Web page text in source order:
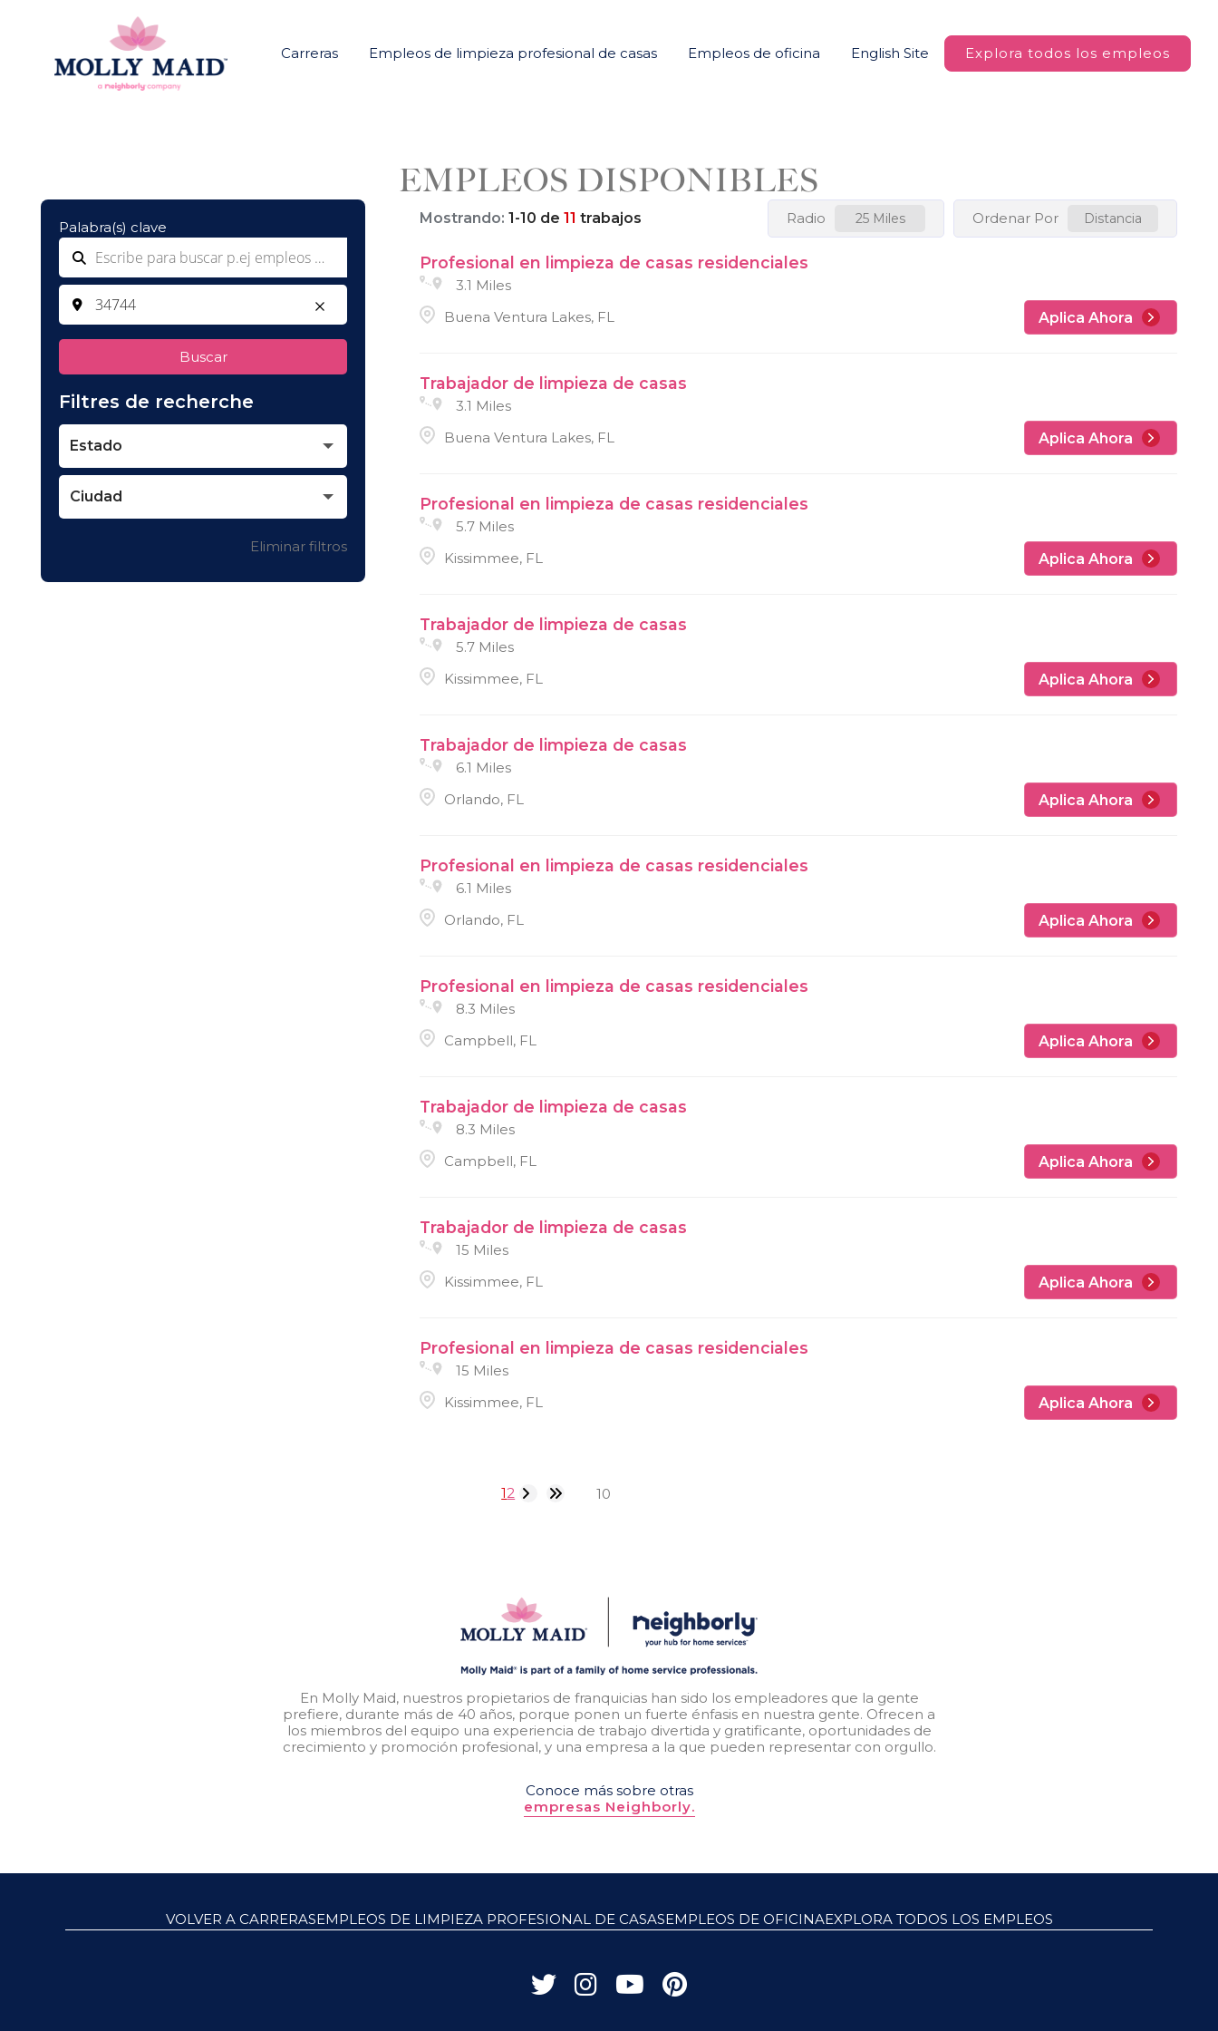
Carreras Empleos de limpieza profesional de casas Empleos de oficina English Site Explora todos los empleos
EMPLEOS DISPONIBLES
Palabra(s) clave
Buscar
Filtres de recherche
Estado
Ciudad
Eliminar filtros
Mostrando: 1-10 de 11 trabajos Radio 25 Miles Ordenar Por Distancia
Profesional en limpieza de casas residenciales
3.1 Miles
Buena Ventura Lakes, FL
Aplica Ahora
Trabajador de limpieza de casas
3.1 Miles
Buena Ventura Lakes, FL
Aplica Ahora
Profesional en limpieza de casas residenciales
5.7 Miles
Kissimmee, FL
Aplica Ahora
Trabajador de limpieza de casas
5.7 Miles
Kissimmee, FL
Aplica Ahora
Trabajador de limpieza de casas
6.1 Miles
Orlando, FL
Aplica Ahora
Profesional en limpieza de casas residenciales
6.1 Miles
Orlando, FL
Aplica Ahora
Profesional en limpieza de casas residenciales
8.3 Miles
Campbell, FL
Aplica Ahora
Trabajador de limpieza de casas
8.3 Miles
Campbell, FL
Aplica Ahora
Trabajador de limpieza de casas
15 Miles
Kissimmee, FL
Aplica Ahora
Profesional en limpieza de casas residenciales
15 Miles
Kissimmee, FL
Aplica Ahora
12
En Molly Maid, nuestros propietarios de franquicias han sido los empleadores que la gente
prefiere, durante más de 40 años, porque ponen un fuerte énfasis en nuestra gente. Ofrecen a
los miembros del equipo una experiencia de trabajo divertida y gratificante, oportunidades de
crecimiento y promoción profesional, y una empresa a la que pueden representar con orgullo.
Conoce más sobre otras
empresas Neighborly.
VOLVER A CARRERASEMPLEOS DE LIMPIEZA PROFESIONAL DE CASASEMPLEOS DE OFICINAEXPLORA TODOS LOS EMPLEOS